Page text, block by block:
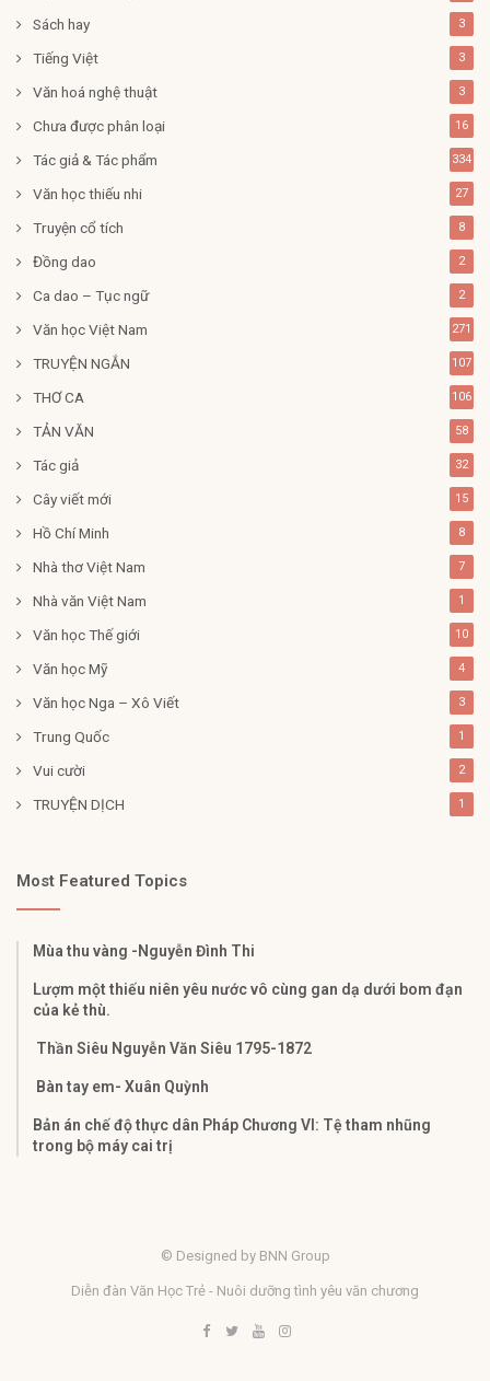
Sách hay 3
Tiếng Việt 3
Văn hoá nghệ thuật 3
Chưa được phân loại 16
Tác giả & Tác phẩm 334
Văn học thiếu nhi 27
Truyện cổ tích 8
Đồng dao 2
Ca dao – Tục ngữ 2
Văn học Việt Nam 271
TRUYỆN NGẮN 107
THƠ CA 106
TẢN VĂN 58
Tác giả 32
Cây viết mới 15
Hồ Chí Minh 8
Nhà thơ Việt Nam 7
Nhà văn Việt Nam 1
Văn học Thế giới 10
Văn học Mỹ 4
Văn học Nga – Xô Viết 3
Trung Quốc 1
Vui cười 2
TRUYỆN DỊCH 1
Most Featured Topics
Mùa thu vàng -Nguyễn Đình Thi
Lượm một thiếu niên yêu nước vô cùng gan dạ dưới bom đạn
của kẻ thù.
Thần Siêu Nguyễn Văn Siêu 1795-1872
Bàn tay em- Xuân Quỳnh
Bản án chế độ thực dân Pháp Chương VI: Tệ tham nhũng
trong bộ máy cai trị
© Designed by BNN Group
Diễn đàn Văn Học Trẻ - Nuôi dưỡng tình yêu văn chương